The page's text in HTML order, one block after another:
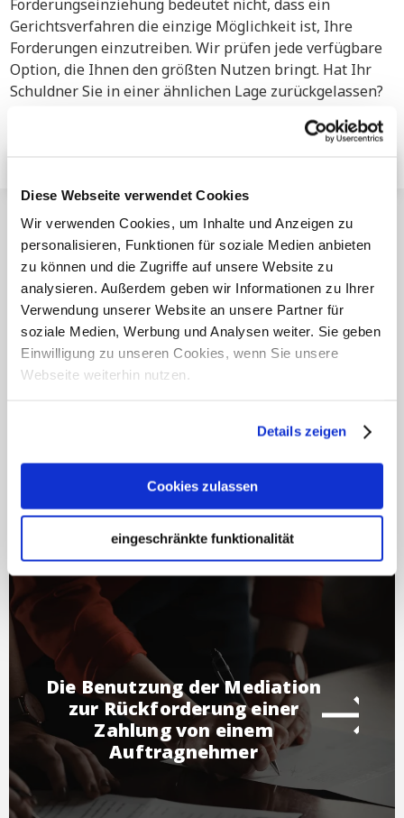
Diese Webseite verwendet Cookies
Wir verwenden Cookies, um Inhalte und Anzeigen zu
personalisieren, Funktionen für soziale Medien anbieten
zu können und die Zugriffe auf unsere Website zu
analysieren. Außerdem geben wir Informationen zu Ihrer
Verwendung unserer Website an unsere Partner für
soziale Medien, Werbung und Analysen weiter. Sie geben
Einwilligung zu unseren Cookies, wenn Sie unsere
Webseite weiterhin nutzen.
Details zeigen
Cookies zulassen
eingeschränkte funktionalität
Forderungseinziehung bedeutet nicht, dass ein
Gerichtsverfahren die einzige Möglichkeit ist, Ihre
Forderungen einzutreiben. Wir prüfen jede verfügbare
Option, die Ihnen den größten Nutzen bringt. Hat Ihr
Schuldner Sie in einer ähnlichen Lage zurückgelassen?
herauszufinden, was wir für Sie tun können.
Ähnliche Artikel
Die Benutzung der Mediation
zur Rückforderung einer
Zahlung von einem
Auftragnehmer